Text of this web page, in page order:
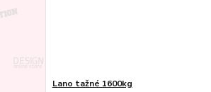
Lano tažné 1600kg